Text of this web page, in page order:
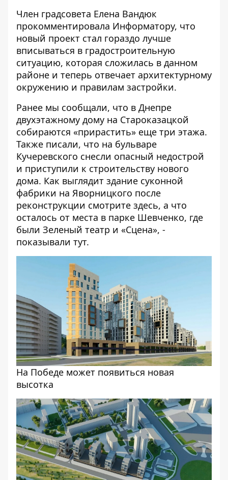
Член градсовета Елена Вандюк
прокомментировала Информатору, что
новый проект стал гораздо лучше
вписываться в градостроительную
ситуацию, которая сложилась в данном
районе и теперь отвечает архитектурному
окружению и правилам застройки.
Ранее мы сообщали, что в Днепре
двухэтажному дому на Староказацкой
собираются «прирастить» еще три этажа.
Также писали, что на бульваре
Кучеревского снесли опасный недострой
и приступили к строительству нового
дома. Как выглядит здание суконной
фабрики на Яворницкого после
реконструкции смотрите здесь, а что
осталось от места в парке Шевченко, где
были Зеленый театр и «Сцена», -
показывали тут.
На Победе может появиться новая
высотка